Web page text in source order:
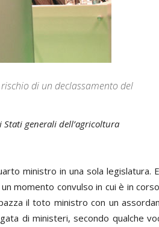
di un declassamento del
generali dell’agricoltura
ministro in una sola legislatura.
momento convulso in cui è in
il toto ministro con un
di ministeri, secondo qualche